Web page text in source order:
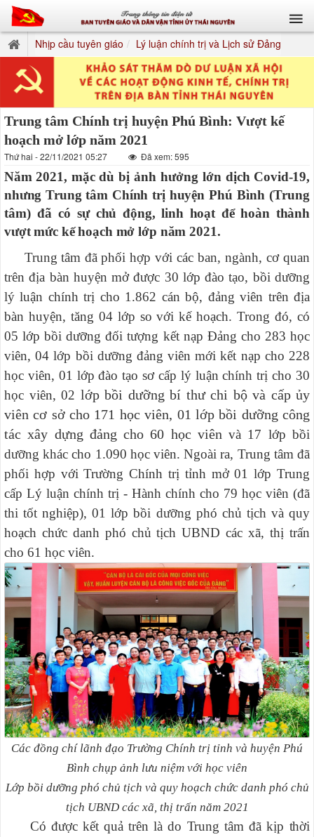
Nhịp cầu tuyên giáo Lý luận chính trị và Lịch sử Đảng
Trung tâm Chính trị huyện Phú Bình: Vượt kế
hoạch mở lớp năm 2021
Thứ hai - 22/11/2021 05:27 Đã xem: 595
Năm 2021, mặc dù bị ảnh hưởng lớn dịch Covid-19,
nhưng Trung tâm Chính trị huyện Phú Bình (Trung
tâm) đã có sự chủ động, linh hoạt để hoàn thành
vượt mức kế hoạch mở lớp năm 2021.
Trung tâm đãphối hợp với các ban, ngành, cơ quan
trên địa bàn huyện mở được 30 lớp đào tạo, bồi dưỡng
lý luận chính trị cho 1.862 cán bộ, đảng viên trên địa
bàn huyện, tăng 04 lớp so với kế hoạch. Trong đó, có
05 lớp bồi dưỡng đối tượng kết nạp Đảng cho 283 học
viên, 04 lớp bồi dưỡng đảng viên mới kết nạp cho 228
học viên, 01 lớp đào tạo sơ cấp lý luận chính trị cho 30
học viên, 02 lớp bồi dưỡng bí thư chi bộ và cấp ủy
viên cơ sở cho 171 học viên, 01 lớp bồi dưỡng công
tác xây dựng đảng cho 60 học viên và 17 lớp bồi
dưỡng khác cho 1.090 học viên. Ngoài ra, Trung tâm đã
phối hợp với Trường Chính trị tỉnh mở 01 lớp Trung
cấp Lý luận chính trị - Hành chính cho 79 học viên (đã
thi tốt nghiệp), 01 lớp bồi dưỡng phó chủ tịch và quy
hoạch chức danh phó chủ tịch UBND các xã, thị trấn
cho 61 học viên.
Các đồng chí lãnh đạo Trường Chính trị tỉnh và huyện Phú
Bình chụp ảnh lưu niệm với học viên
Lớp bồi dưỡng phó chủ tịch và quy hoạch chức danh phó chủ
tịch UBND các xã, thị trấn năm 2021
Có được kết quả trên là do Trung tâm đã kịp thời